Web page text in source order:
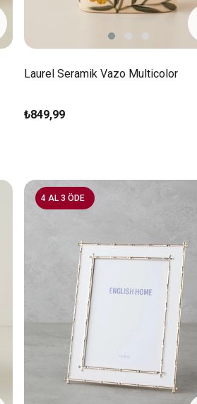
Laurel Seramik Vazo Multicolor
₺849,99
4 AL 3 ÖDE